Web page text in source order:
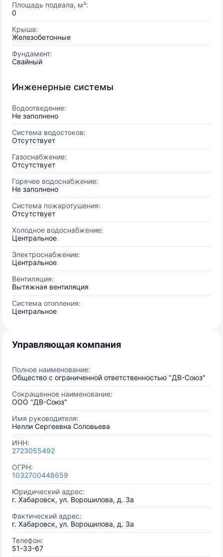
Площадь подвала, м²:
0
Крыша:
Железобетонные
Фундамент:
Свайный
Инженерные системы
Водоотведение:
Не заполнено
Система водостоков:
Отсутствует
Газоснабжение:
Отсутствует
Горячее водоснабжение:
Не заполнено
Система пожаротушения:
Отсутствует
Холодное водоснабжение:
Центральное
Электроснабжение:
Центральное
Вентиляция:
Вытяжная вентиляция
Система отопления:
Центральное
Управляющая компания
Полное наименование:
Общество с ограниченной ответственностью "ДВ-Союз"
Сокращенное наименование:
ООО "ДВ-Союз"
Имя руководителя:
Нелли Сергеевна Соловьева
ИНН:
2723055492
ОГРН:
1032700448659
Юридический адрес:
г. Хабаровск, ул. Ворошилова, д. 3а
Фактический адрес:
г. Хабаровск, ул. Ворошилова, д. 3а
Телефон:
51-33-67